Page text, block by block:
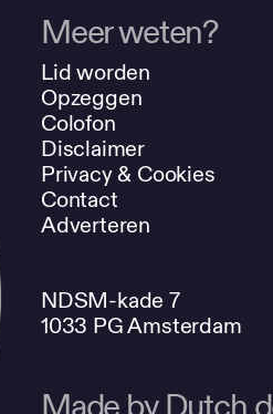
Meer weten?
Lid worden
Opzeggen
Colofon
Disclaimer
Privacy & Cookies
Contact
Adverteren
NDSM-kade 7
1033 PG Amsterdam